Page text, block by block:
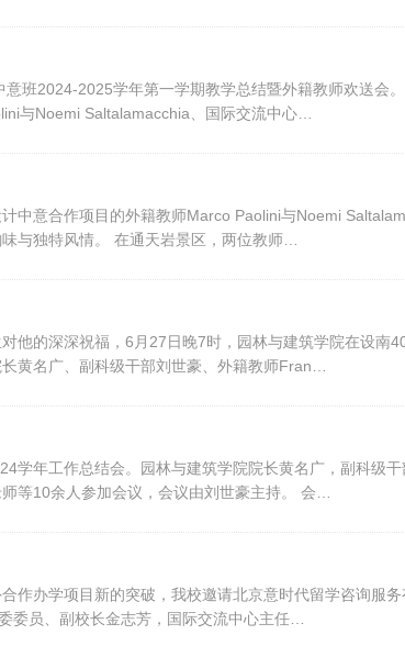
班2024-2025学年第一学期教学总结暨外籍教师欢送会
与Noemi Saltalamacchia、国际交流中心…
中意合作项目的外籍教师Marco Paolini与Noemi
与独特风情。 在通天岩景区，两位教师…
他的深深祝福，6月27日晚7时，园林与建筑学院在设南
黄名广、副科级干部刘世豪、外籍教师Fran…
学年工作总结会。园林与建筑学院院长黄名广，副科级
等10余人参加会议，会议由刘世豪主持。 会…
作办学项目新的突破，我校邀请北京意时代留学咨询服
委员、副校长金志芳，国际交流中心主任…